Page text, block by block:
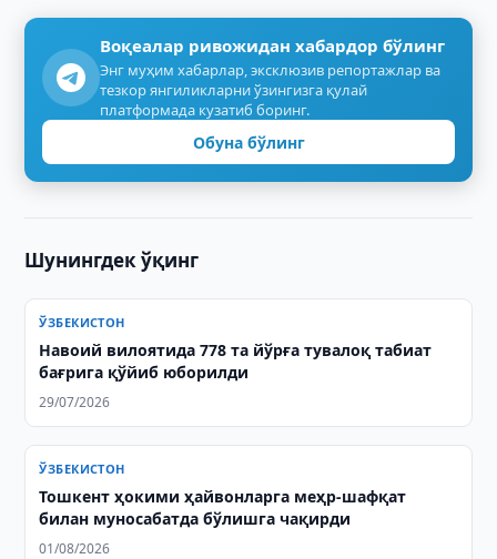
Воқеалар ривожидан хабардор бўлинг
Энг муҳим хабарлар, эксклюзив репортажлар ва
тезкор янгиликларни ўзингизга қулай
платформада кузатиб боринг.
Обуна бўлинг
Шунингдек ўқинг
ЎЗБЕКИСТОН
Навоий вилоятида 778 та йўрға тувалоқ табиат
бағрига қўйиб юборилди
29/07/2026
ЎЗБЕКИСТОН
Тошкент ҳокими ҳайвонларга меҳр-шафқат
билан муносабатда бўлишга чақирди
01/08/2026